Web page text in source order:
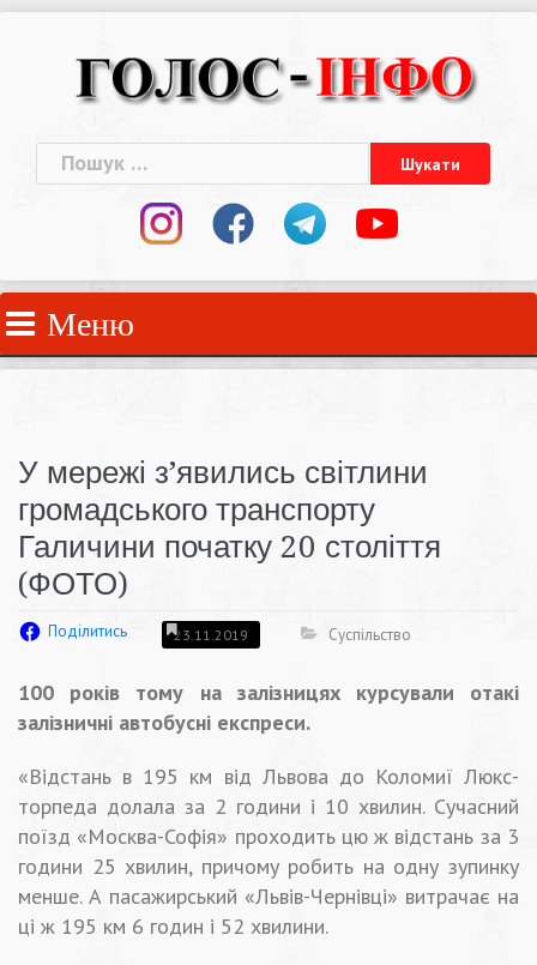
Пошук:
Меню
У мережі з’явились світлини
громадського транспорту
Галичини початку 20 століття
(ФОТО)
Поділитись 23.11.2019 Суспільство
100 років тому на залізницях курсували отакі
залізничні автобусні експреси.
«Відстань в 195 км від Львова до Коломиї Люкс-
торпеда долала за 2 години і 10 хвилин. Сучасний
поїзд «Москва-Софія» проходить цю ж відстань за 3
години 25 хвилин, причому робить на одну зупинку
менше. А пасажирський «Львів-Чернівці» витрачає на
ці ж 195 км 6 годин і 52 хвилини.